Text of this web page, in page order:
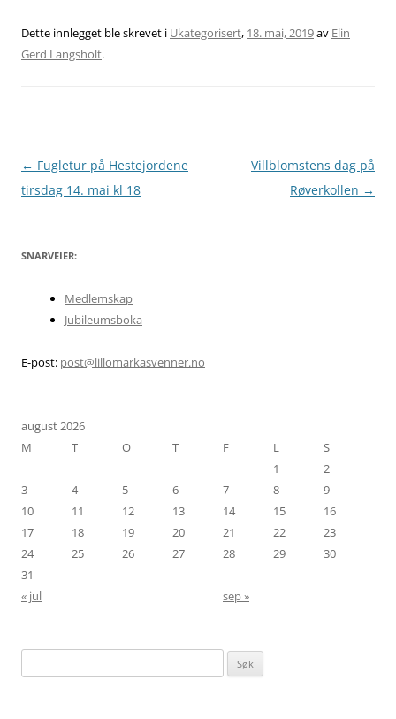
Dette innlegget ble skrevet i Ukategorisert, 18. mai, 2019av Elin
Gerd Langsholt.
Innleggsnavigasjon
← Fugletur på Hestejordene
tirsdag 14. mai kl 18
Villblomstens dag på
Røverkollen →
SNARVEIER:
Medlemskap
Jubileumsboka
E-post: post@lillomarkasvenner.no
august 2026
M
T O T F L
S
1
2
3
4 5 6 7 8
9
10
11 12 13 14 15
16
17
18 19 20 21 22
23
24
25 26 27 28 29
30
31
« jul
sep »
etter: